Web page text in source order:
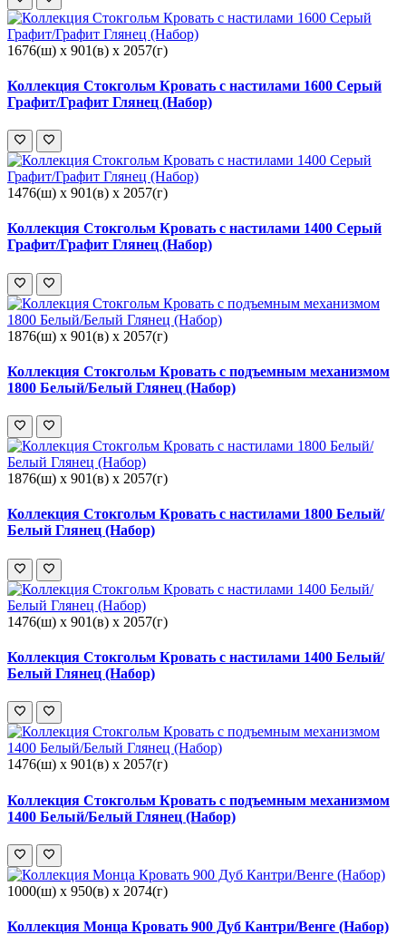
1676(ш) x 901(в) x 2057(г)
Коллекция Стокгольм Кровать с настилами 1600 Серый
Графит/Графит Глянец (Набор)
1476(ш) x 901(в) x 2057(г)
Коллекция Стокгольм Кровать с настилами 1400 Серый
Графит/Графит Глянец (Набор)
1876(ш) x 901(в) x 2057(г)
Коллекция Стокгольм Кровать с подъемным механизмом
1800 Белый/Белый Глянец (Набор)
1876(ш) x 901(в) x 2057(г)
Коллекция Стокгольм Кровать с настилами 1800 Белый/
Белый Глянец (Набор)
1476(ш) x 901(в) x 2057(г)
Коллекция Стокгольм Кровать с настилами 1400 Белый/
Белый Глянец (Набор)
1476(ш) x 901(в) x 2057(г)
Коллекция Стокгольм Кровать с подъемным механизмом
1400 Белый/Белый Глянец (Набор)
1000(ш) x 950(в) x 2074(г)
Коллекция Монца Кровать 900 Дуб Кантри/Венге (Набор)